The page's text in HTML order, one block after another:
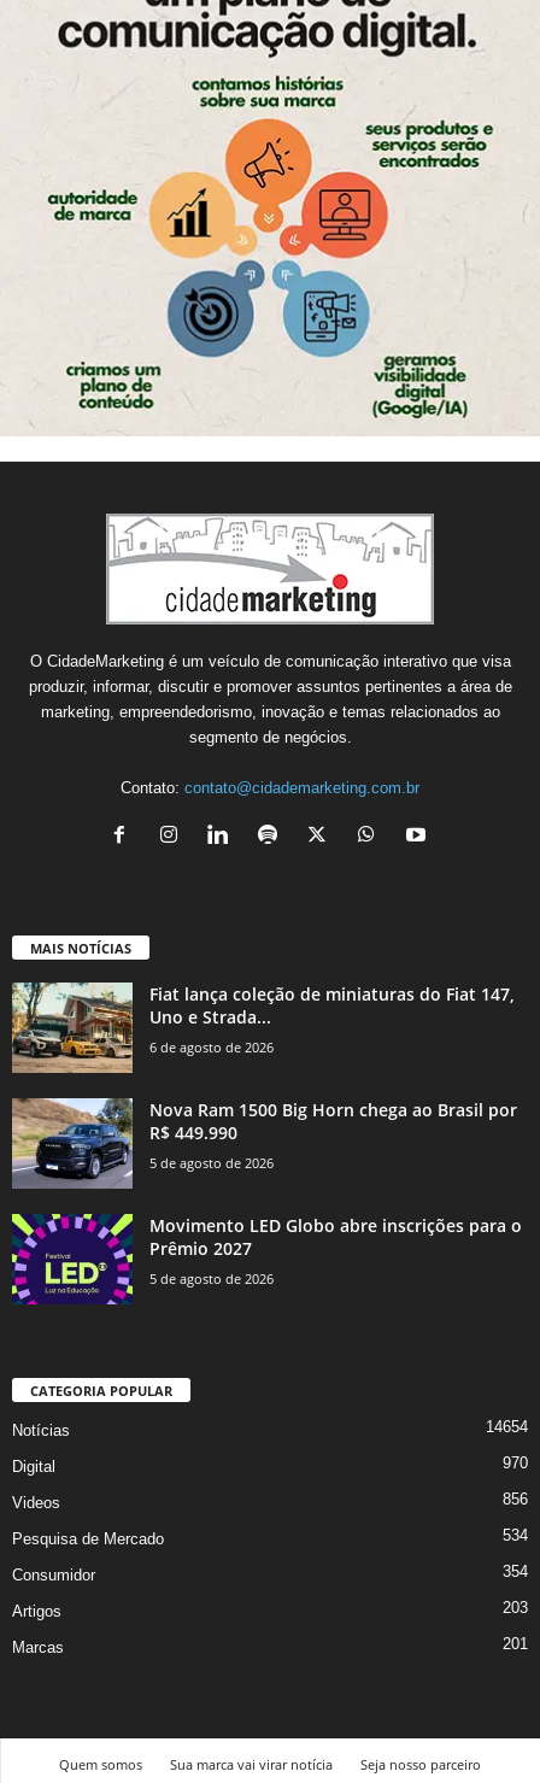
O CidadeMarketing é um veículo de comunicação interativo que visa
produzir, informar, discutir e promover assuntos pertinentes a área de
marketing, empreendedorismo, inovação e temas relacionados ao
segmento de negócios.
Contato: contato@cidademarketing.com.br
MAIS NOTÍCIAS
Fiat lança coleção de miniaturas do Fiat 147,
Uno e Strada...
6 de agosto de 2026
Nova Ram 1500 Big Horn chega ao Brasil por
R$ 449.990
5 de agosto de 2026
Movimento LED Globo abre inscrições para o
Prêmio 2027
5 de agosto de 2026
CATEGORIA POPULAR
Notícias 14654
Digital 970
Videos 856
Pesquisa de Mercado 534
Consumidor 354
Artigos 203
Marcas 201
Quem somos Sua marca vai virar notícia Seja nosso parceiro